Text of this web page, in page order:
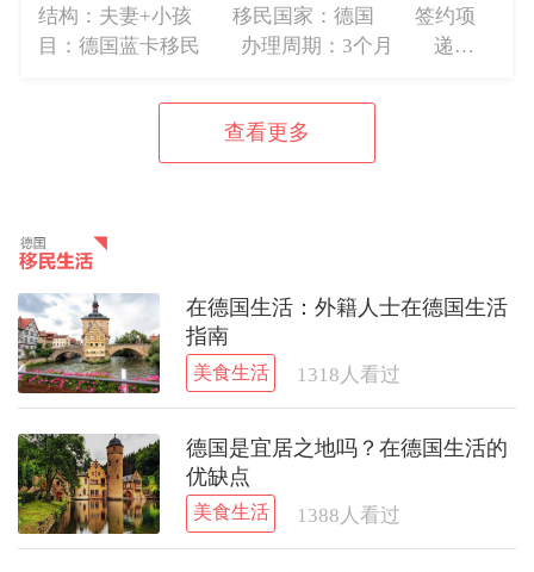
结构：夫妻+小孩 移民国家：德国 签约项
目：德国蓝卡移民 办理周期：3个月 递交
31日 移民意图： 国内的工作压力较大，本
人和其妻子对于德国的生活...
查看更多
在德国生活：外籍人士在德国生活
指南
美食生活 1318 人看过
德国是宜居之地吗？在德国生活的
优缺点
美食生活 1388 人看过